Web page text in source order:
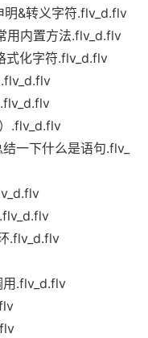
明&转义字符.flv_d.flv
用内置方法.flv_d.flv
式化字符.flv_d.flv
.flv_d.flv
一下什么是语句.flv_
.flv_d.flv
用.flv_d.flv